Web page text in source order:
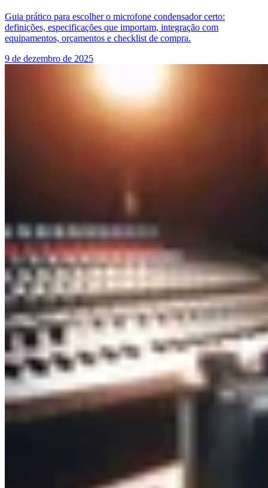
Guia prático para escolher o microfone condensador certo:
definições, especificações que importam, integração com
equipamentos, orçamentos e checklist de compra.
9 de dezembro de 2025